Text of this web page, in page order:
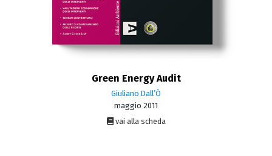
Green Energy Audit
Giuliano Dall’Ò
maggio 2011
vai alla scheda